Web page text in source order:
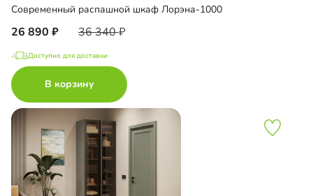
Современный распашной шкаф Лорэна-1000
26 890 36 340
Доступно для доставки
В корзину